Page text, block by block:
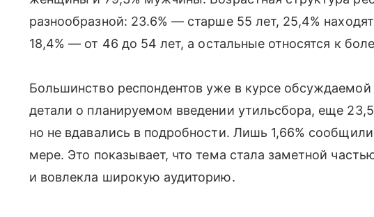
разнообразной: 23.6% — старше 55 лет, 25,4%
18,4% — от 46 до 54 лет, а остальные относятся к
Большинство респондентов уже в курсе
детали о планируемом введении утильсбора, еще
но не вдавались в подробности. Лишь 1,66%
мере. Это показывает, что тема стала заметной
и вовлекла широкую аудиторию.